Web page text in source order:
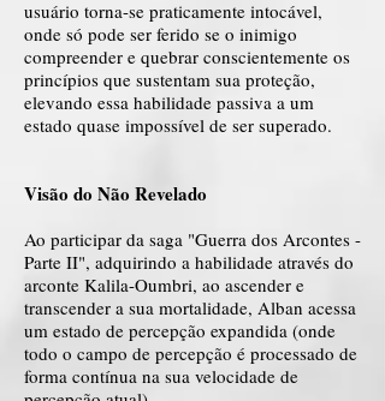
usuário torna-se praticamente intocável,
onde só pode ser ferido se o inimigo
compreender e quebrar conscientemente os
princípios que sustentam sua proteção,
elevando essa habilidade passiva a um
estado quase impossível de ser superado.
Visão do Não Revelado
Ao participar da saga "Guerra dos Arcontes -
Parte II", adquirindo a habilidade através do
arconte Kalila-Oumbri, ao ascender e
transcender a sua mortalidade, Alban acessa
um estado de percepção expandida (onde
todo o campo de percepção é processado de
forma contínua na sua velocidade de